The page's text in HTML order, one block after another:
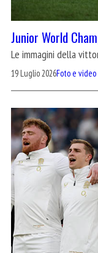
Junior World
Le immagini della
19 Luglio 2026Foto e video